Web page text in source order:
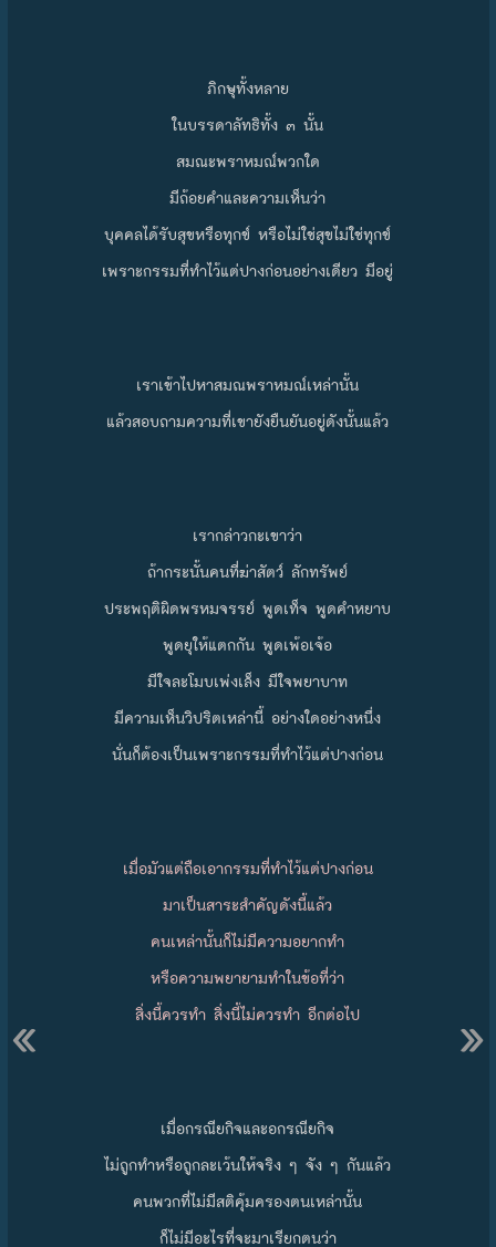
ภิกษุทั้งหลาย
ในบรรดาลัทธิทั้ง ๓ นั้น
สมณะพราหมณ์พวกใด
มีถ้อยคำและความเห็นว่า
บุคคลได้รับสุขหรือทุกข์ หรือไม่ใช่สุขไม่ใช่ทุกข์
เพราะกรรมที่ทำไว้แต่ปางก่อนอย่างเดียว มีอยู่
เราเข้าไปหาสมณพราหมณ์เหล่านั้น
แล้วสอบถามความที่เขายังยืนยันอยู่ดังนั้นแล้ว
เรากล่าวกะเขาว่า
ถ้ากระนั้นคนที่ฆ่าสัตว์ ลักทรัพย์
ประพฤติผิดพรหมจรรย์ พูดเท็จ พูดคำหยาบ
พูดยุให้แตกกัน พูดเพ้อเจ้อ
มีใจละโมบเพ่งเล็ง มีใจพยาบาท
มีความเห็นวิปริตเหล่านี้ อย่างใดอย่างหนึ่ง
นั่นก็ต้องเป็นเพราะกรรมที่ทำไว้แต่ปางก่อน
เมื่อมัวแต่ถือเอากรรมที่ทำไว้แต่ปางก่อน
มาเป็นสาระสำคัญดังนี้แล้ว
คนเหล่านั้นก็ไม่มีความอยากทำ
หรือความพยายามทำในข้อที่ว่า
สิ่งนี้ควรทำ สิ่งนี้ไม่ควรทำ อีกต่อไป
เมื่อกรณียกิจและอกรณียกิจ
ไม่ถูกทำหรือถูกละเว้นให้จริง ๆ จัง ๆ กันแล้ว
คนพวกที่ไม่มีสติคุ้มครองตนเหล่านั้น
ก็ไม่มีอะไรที่จะมาเรียกตนว่า
»
«